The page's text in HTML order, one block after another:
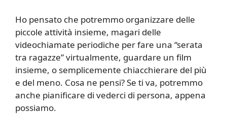
Ho pensato che potremmo organizzare delle
piccole attività insieme, magari delle
videochiamate periodiche per fare una “serata
tra ragazze” virtualmente, guardare un film
insieme, o semplicemente chiacchierare del più
e del meno. Cosa ne pensi? Se ti va, potremmo
anche pianificare di vederci di persona, appena
possiamo.